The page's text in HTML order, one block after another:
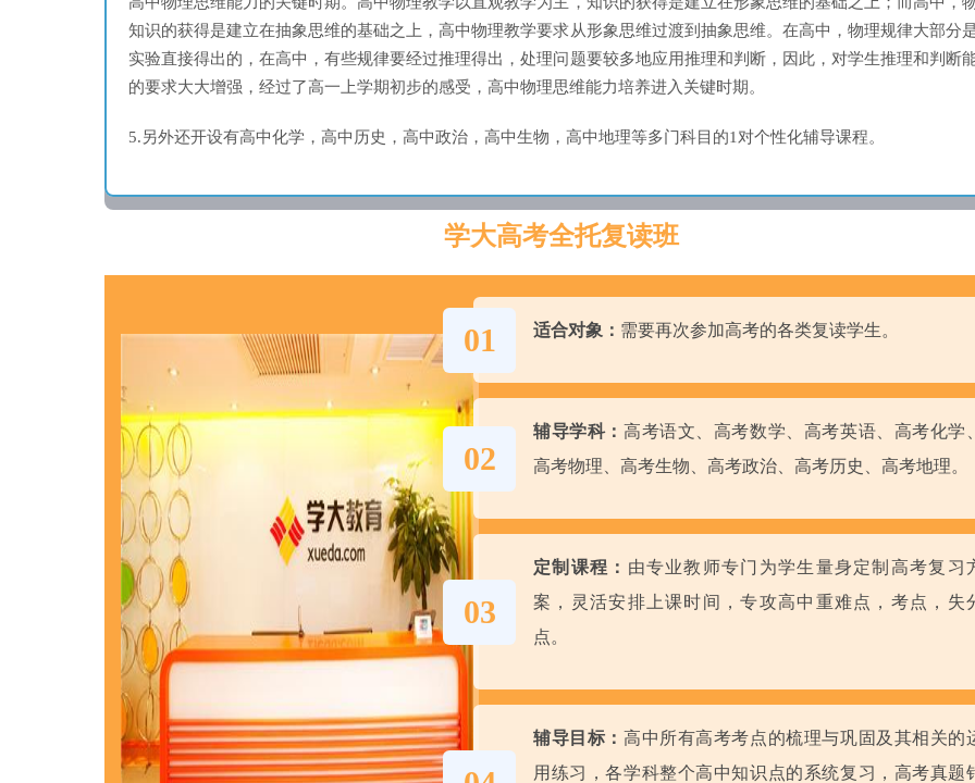
知识的获得是建立在抽象思维的基础之上，高中物理教学要求从形象思维过渡到抽象思维。在高中，物理规律大部分
实验直接得出的，在高中，有些规律要经过推理得出，处理问题要较多地应用推理和判断，因此，对学生推理和判断
的要求大大增强，经过了高一上学期初步的感受，高中物理思维能力培养进入关键时期。
5.另外还开设有高中化学，高中历史，高中政治，高中生物，高中地理等多门科目的1对个性化辅导课程。
学大高考全托复读班
01 适合对象： 需要再次参加高考的各类复读学生。
02
辅导学科： 高考语文、高考数学、高考英语、高考化学、
高考物理、高考生物、高考政治、高考历史、高考地理。
03
定制课程： 由专业教师专门为学生量身定制高考复习
案，灵活安排上课时间，专攻高中重难点，考点，失
点。
辅导目标： 高中所有高考考点的梳理与巩固及其相关的
用练习，各学科整个高中知识点的系统复习，高考真题